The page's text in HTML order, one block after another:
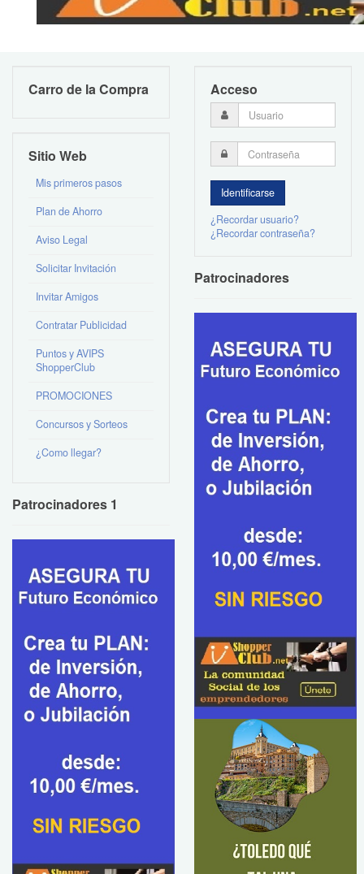
Carro de la Compra
Sitio Web
Mis primeros pasos
Plan de Ahorro
Aviso Legal
Solicitar Invitación
Invitar Amigos
Contratar Publicidad
Puntos y AVIPS
ShopperClub
PROMOCIONES
Concursos y Sorteos
¿Como llegar?
Patrocinadores 1
Acceso
¿Recordar usuario?
¿Recordar contraseña?
Patrocinadores